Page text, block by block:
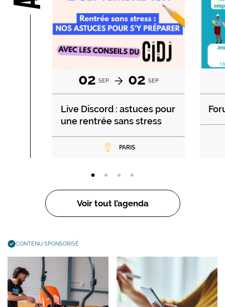
02 SEP 02 SEP
Live Discord : astuces pour
une rentrée sans stress
PARIS
Voir tout l’agenda
CONTENU SPONSORISÉ